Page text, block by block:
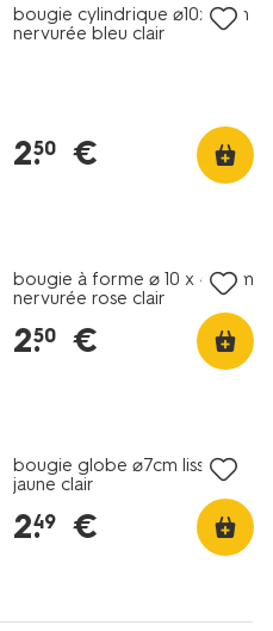
bougie cylindrique ⌀10x10cm
nervurée bleu clair
2.
50 €
bougie à forme ⌀ 10 x 4,5 cm
nervurée rose clair
2.
50 €
bougie globe ⌀7cm lisse
jaune clair
2.
49 €